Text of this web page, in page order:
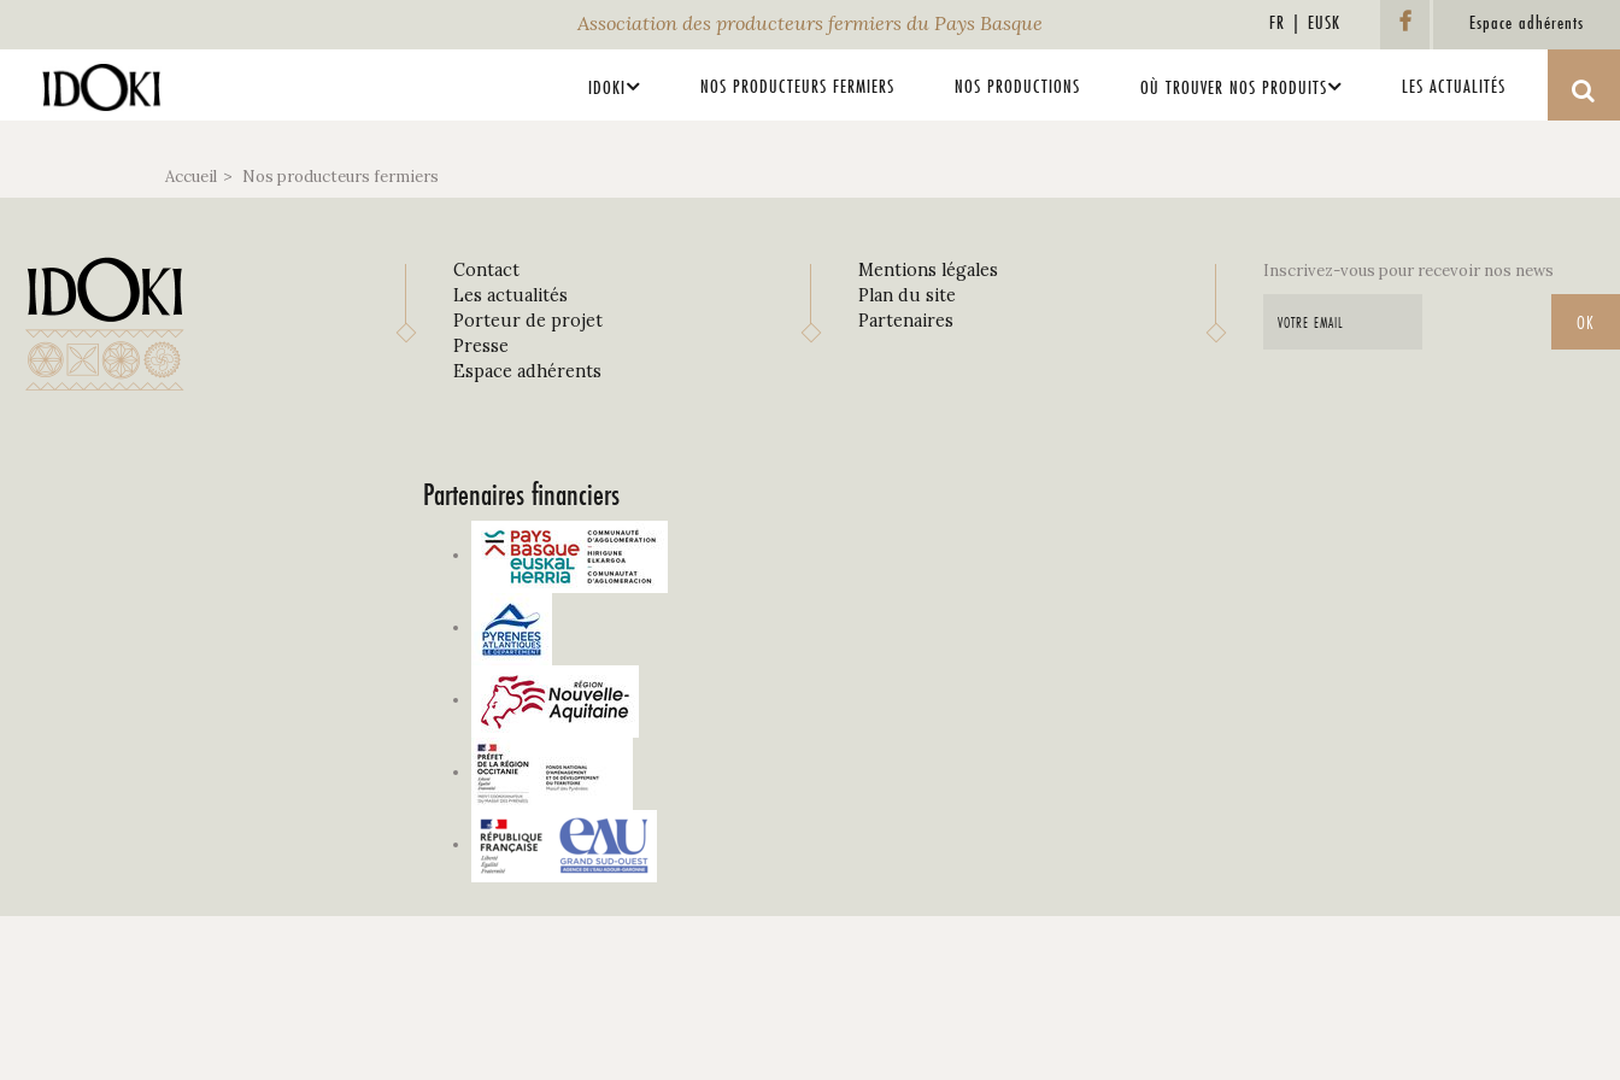
Association des producteurs fermiers du Pays Basque FR EUSK Espace adhérents
IDOKI NOS PRODUCTEURS FERMIERS NOS PRODUCTIONS OÙ TROUVER NOS PRODUITS LES ACTUALITÉS
Accueil Nos producteurs fermiers
Contact
Les actualités
Porteur de projet
Presse
Espace adhérents
Mentions légales
Plan du site
Partenaires
Inscrivez-vous pour recevoir nos news
Partenaires financiers